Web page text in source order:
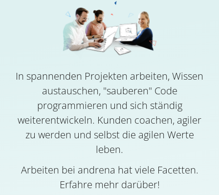
In spannenden Projekten arbeiten, Wissen
austauschen, "sauberen" Code
programmieren und sich ständig
weiterentwickeln. Kunden coachen, agiler
zu werden und selbst die agilen Werte
leben.
Arbeiten bei andrena hat viele Facetten.
Erfahre mehr darüber!